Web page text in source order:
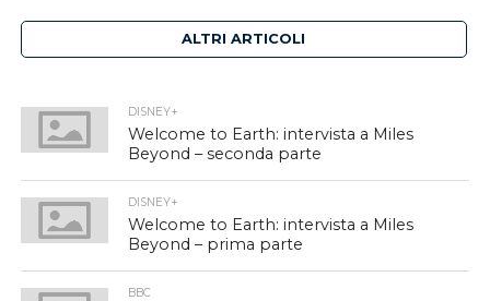
ALTRI ARTICOLI
DISNEY+
Welcome to Earth: intervista a Miles
Beyond – seconda parte
DISNEY+
Welcome to Earth: intervista a Miles
Beyond – prima parte
BBC